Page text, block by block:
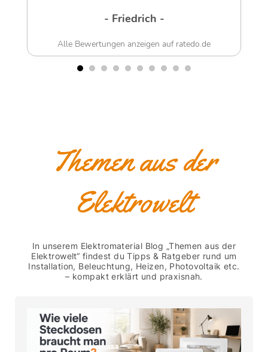
- Friedrich -
Alle Bewertungen anzeigen auf ratedo.de
Themen aus der
Elektrowelt
In unserem Elektromaterial Blog „Themen aus der
Elektrowelt“ findest du Tipps & Ratgeber rund um
Installation, Beleuchtung, Heizen, Photovoltaik etc.
– kompakt erklärt und praxisnah.